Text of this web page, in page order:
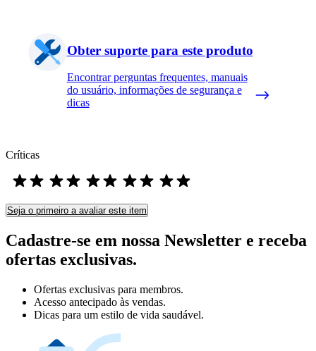
Obter suporte para este produto
Encontrar perguntas frequentes, manuais
do usuário, informações de segurança e
dicas
Críticas
Seja o primeiro a avaliar este item
Cadastre-se em nossa Newsletter e receba
ofertas exclusivas.
Ofertas exclusivas para membros.
Acesso antecipado às vendas.
Dicas para um estilo de vida saudável.